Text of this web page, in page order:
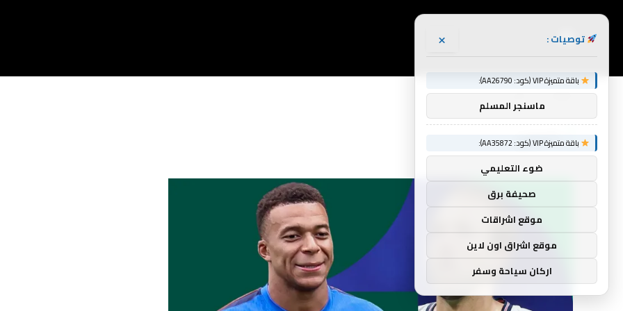
الرئيسية » بالدوري
بالدوري
توصيات : ×
باقة متميزة VIP (كود: AA26790):
ماسنجر المسلم
باقة متميزة VIP (كود: AA35872):
ضوء التعليمي
صحيفة برق
موقع اشراقات
موقع اشراق اون لاين
اركان سياحة وسفر